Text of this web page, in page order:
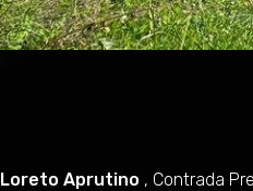
Loreto Aprutino , Contrada